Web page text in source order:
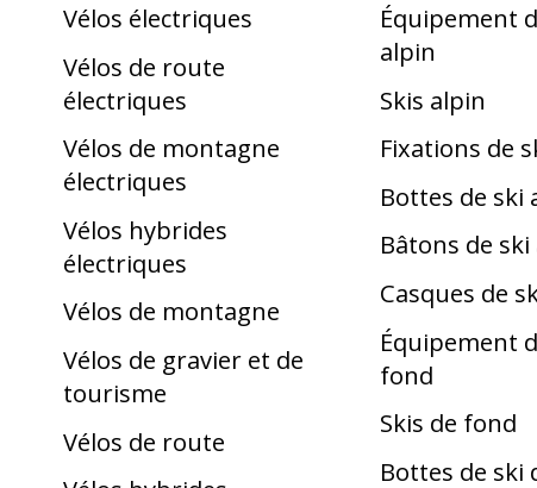
Vélos électriques
Vélos de route
électriques
Vélos de montagne
électriques
Vélos hybrides
électriques
Vélos de montagne
Vélos de gravier et de
tourisme
Vélos de route
Équipement
alpin
Skis alpin
Fixations de
Bottes de ski
Bâtons de
Casques de
Équipement
fond
Skis de fond
Bottes de ski